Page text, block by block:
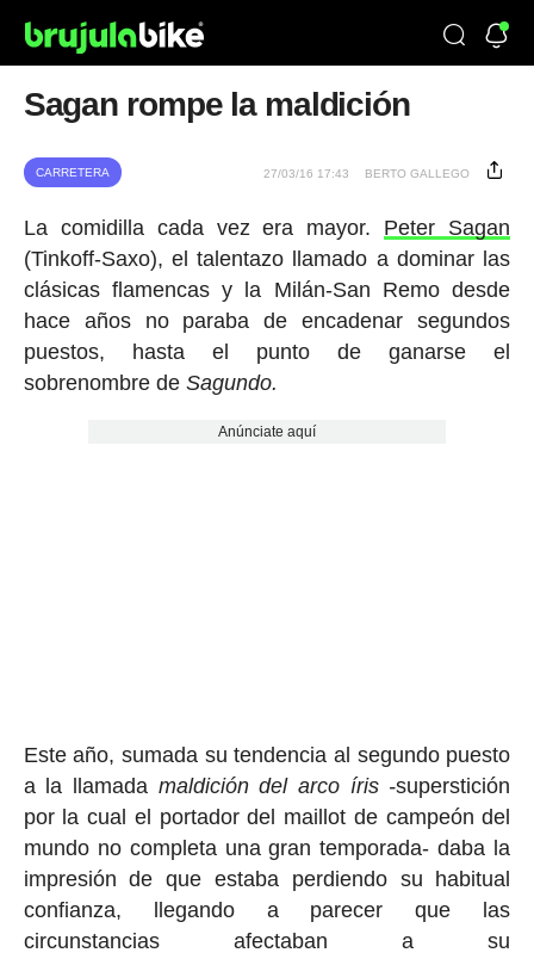
Sagan rompe la maldición
CARRETERA 27/03/16 17:43 BERTO GALLEGO
La comidilla cada vez era mayor. Peter Sagan
(Tinkoff-Saxo), el talentazo llamado a dominar las
clásicas flamencas y la Milán-San Remo desde
hace años no paraba de encadenar segundos
puestos, hasta el punto de ganarse el
sobrenombre de Sagundo.
Anúnciate aquí
Este año, sumada su tendencia al segundo puesto
a la llamada maldición del arco íris -superstición
por la cual el portador del maillot de campeón del
mundo no completa una gran temporada- daba la
impresión de que estaba perdiendo su habitual
confianza, llegando a parecer que las
circunstancias afectaban a su